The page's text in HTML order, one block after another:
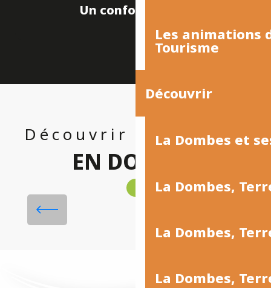
Les animations
Tourisme
Découvrir
La Dombes et
La Dombes,
La Dombes,
La Dombes,
Un confort unique
Découvrir l'essentiel
EN DOMBES
La Dombes et ses incontournables
Lire la suite